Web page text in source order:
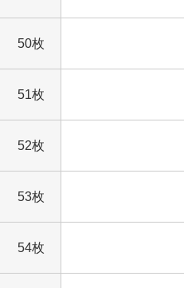
50枚
51枚
52枚
53枚
54枚